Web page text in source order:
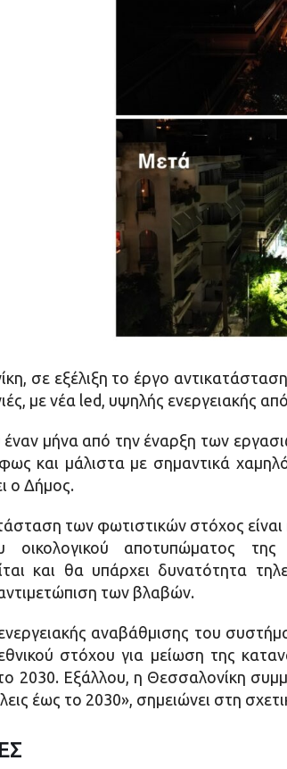
σε εξέλιξη το έργο
με νέα led, υψηλής ενεργειακής
έναν μήνα από την έναρξη των
και μάλιστα με σημαντικά
ο Δήμος.
των φωτιστικών στόχος είναι
οικολογικού αποτυπώματος
και θα υπάρχει δυνατότητα
των βλαβών.
αναβάθμισης του
στόχου για μείωση της
2030. Εξάλλου, η Θεσσαλονίκη
έως το 2030», σημειώνει στη